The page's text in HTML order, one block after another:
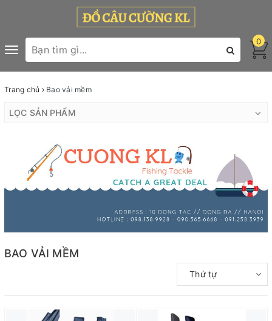
Toggle
navigation
0
Trang chủ Bao vải mềm
LỌC SẢN PHẨM
BAO VẢI MỀM
Thứ tự